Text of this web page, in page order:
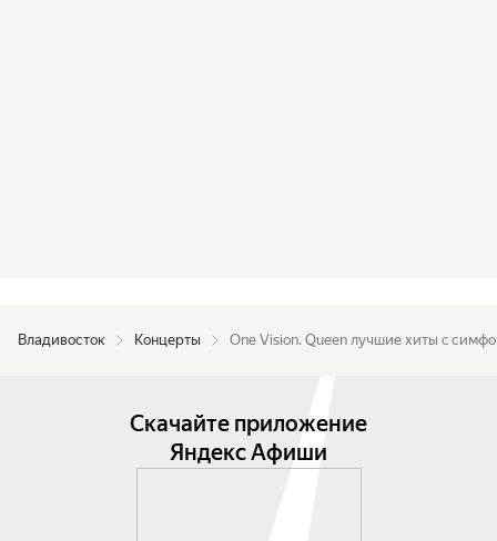
Владивосток Концерты One Vision. Queen лучшие хиты c
Скачайте приложение
Яндекс Афиши